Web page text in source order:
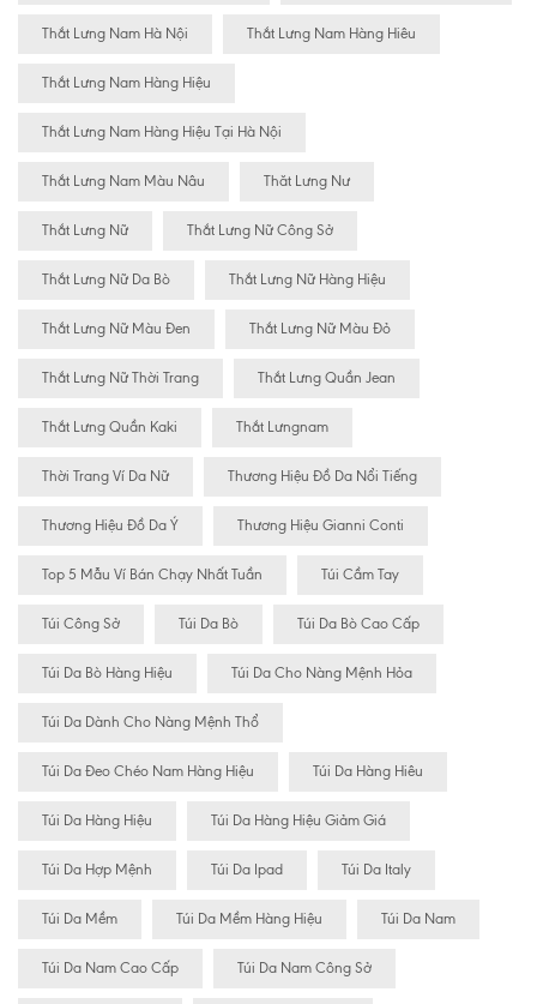
Thắt Lưng Nam Hà Nội Thắt Lưng Nam Hàng Hiêu
Thắt Lưng Nam Hàng Hiệu
Thắt Lưng Nam Hàng Hiệu Tại Hà Nội
Thắt Lưng Nam Màu Nâu Thăt Lưng Nư
Thắt Lưng Nữ Thắt Lưng Nữ Công Sở
Thắt Lưng Nữ Da Bò Thắt Lưng Nữ Hàng Hiệu
Thắt Lưng Nữ Màu Đen Thắt Lưng Nữ Màu Đỏ
Thắt Lưng Nữ Thời Trang Thắt Lưng Quần Jean
Thắt Lưng Quần Kaki Thắt Lưngnam
Thời Trang Ví Da Nữ Thương Hiệu Đồ Da Nổi Tiếng
Thương Hiệu Đồ Da Ý Thương Hiệu Gianni Conti
Top 5 Mẫu Ví Bán Chạy Nhất Tuần Túi Cầm Tay
Túi Công Sở Túi Da Bò Túi Da Bò Cao Cấp
Túi Da Bò Hàng Hiệu Túi Da Cho Nàng Mệnh Hỏa
Túi Da Dành Cho Nàng Mệnh Thổ
Túi Da Đeo Chéo Nam Hàng Hiệu Túi Da Hàng Hiêu
Túi Da Hàng Hiệu Túi Da Hàng Hiệu Giảm Giá
Túi Da Hợp Mệnh Túi Da Ipad Túi Da Italy
Túi Da Mềm Túi Da Mềm Hàng Hiệu Túi Da Nam
Túi Da Nam Cao Cấp Túi Da Nam Công Sở